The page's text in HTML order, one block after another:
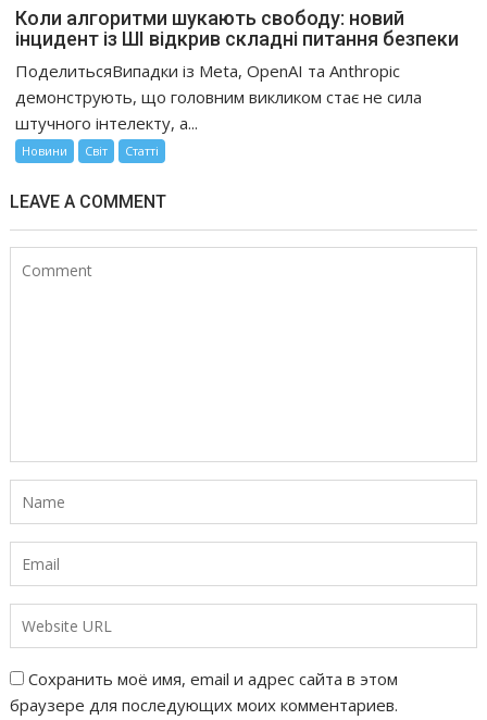
Коли алгоритми шукають свободу: новий
інцидент із ШІ відкрив складні питання безпеки
ПоделитьсяВипадки із Meta, OpenAI та Anthropic
демонструють, що головним викликом стає не сила
штучного інтелекту, а...
Новини Світ Статті
LEAVE A COMMENT
Сохранить моё имя, email и адрес сайта в этом
браузере для последующих моих комментариев.